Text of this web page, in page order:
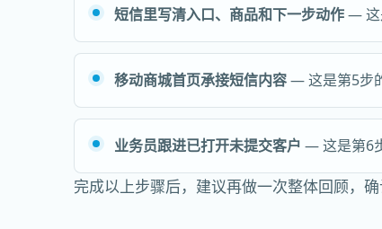
短信里写清入口、商品和下一步动作— 这
移动商城首页承接短信内容— 这是第5步
业务员跟进已打开未提交客户 — 这是第6
完成以上步骤后，建议再做一次整体回顾，